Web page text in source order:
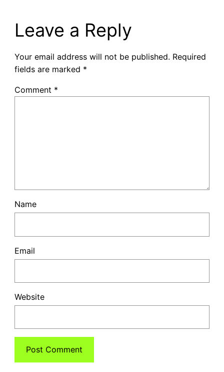
Leave a Reply
Your email address will not be published. Required
fields are marked *
Comment *
Name
Email
Website